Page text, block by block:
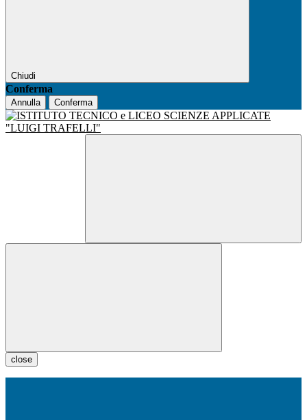
Chiudi
Conferma
Annulla Conferma
close